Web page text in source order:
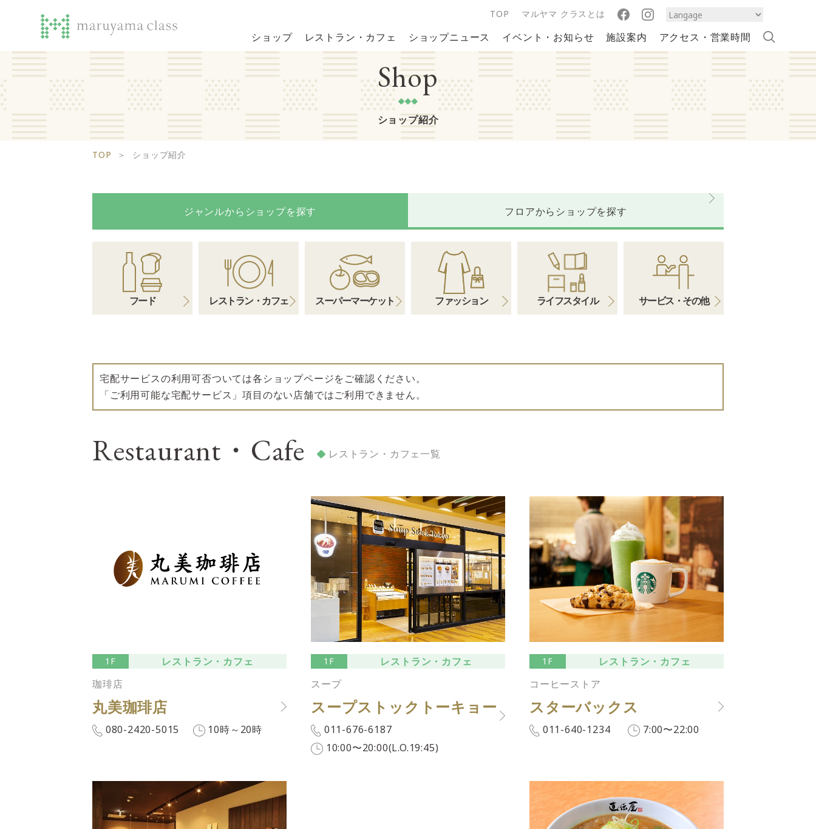
TOP マルヤマ クラスとは
ショップ レストラン・カフェ ショップニュース イベント・お知らせ 施設案内 アクセス・営業時間
Shop
ショップ紹介
TOP ＞ ショップ紹介
ジャンルから ショップを探す フロアから ショップを探す
フード レストラン・カフェ スーパーマーケット ファッション ライフスタイル サービス・その他
宅配サービスの利用可否ついては各ショップページをご確認ください。
「ご利用可能な宅配サービス」項目のない店舗ではご利用できません。
Restaurant・Cafe レストラン・カフェ一覧
1F
レストラン・カフェ
珈琲店
丸美珈琲店
080-2420-5015 10時～20時
1F
レストラン・カフェ
スープ
スープストックトーキョー
011-676-6187
10:00〜20:00(L.O.19:45)
1F
レストラン・カフェ
コーヒーストア
スターバックス
011-640-1234 7:00〜22:00